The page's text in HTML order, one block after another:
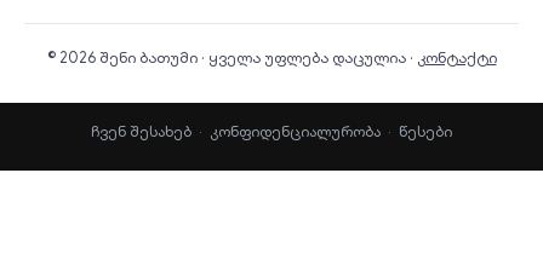
© 2026 შენი ბათუმი · ყველა უფლება დაცულია · კონტაქტი
ჩვენ შესახებ · კონფიდენციალურობა · წესები